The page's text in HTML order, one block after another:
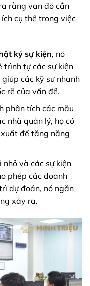
rằng van đó cần
cụ thể trong việc
ký sự kiện, nó
trình tự các sự kiện
các kỹ sư nhanh
rễ của vấn đề.
phân tích các mẫu
nhà quản lý, họ có
để tăng năng
và các sự kiện
phép các doanh
dự đoán, nó ngăn
xảy ra.